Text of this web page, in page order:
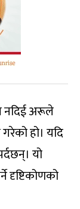
नदिई अरूले
हो। यदि
यो
दृष्टिकोणको